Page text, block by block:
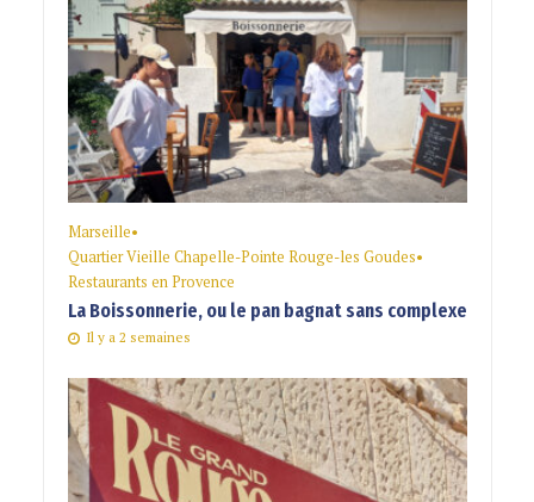
Marseille•
Quartier Vieille Chapelle-Pointe Rouge-les Goudes•
Restaurants en Provence
La Boissonnerie, ou le pan bagnat sans complexe
Il y a 2 semaines